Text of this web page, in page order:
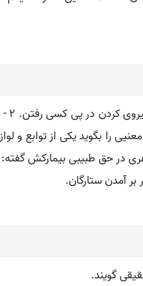
بگوید یکی از توابع و
حق طبیبی بیمارکش گفته:
آمدن ستارگان.
گویند.